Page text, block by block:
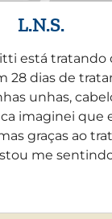
L.N.S.
está tratando
28 dias de
unhas,
imaginei que
graças ao
me